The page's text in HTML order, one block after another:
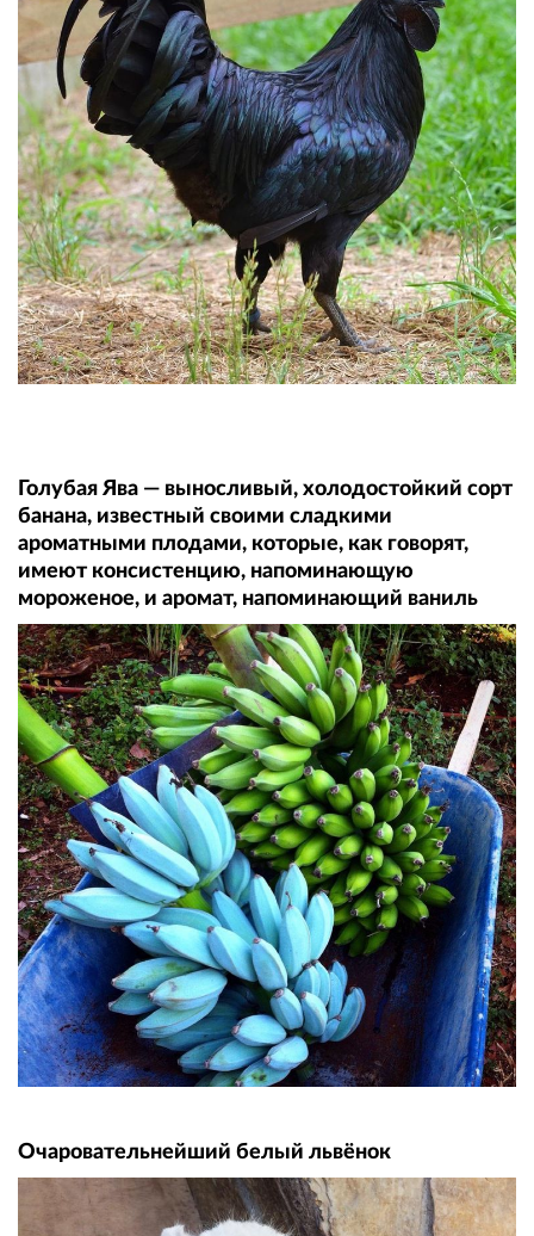
Голубая Ява — выносливый, холодостойкий сорт
банана, известный своими сладкими
ароматными плодами, которые, как говорят,
имеют консистенцию, напоминающую
мороженое, и аромат, напоминающий ваниль
Очаровательнейший белый львёнок